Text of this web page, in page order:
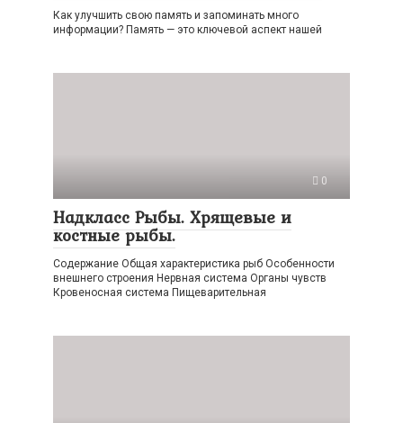
Как улучшить свою память и запоминать много
информации? Память — это ключевой аспект нашей
0
Надкласс Рыбы. Хрящевые и
костные рыбы.
Содержание Общая характеристика рыб Особенности
внешнего строения Нервная система Органы чувств
Кровеносная система Пищеварительная